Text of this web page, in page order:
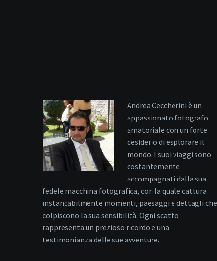
Andrea Ceccherini è un
appassionato fotografo
amatoriale con un forte
desiderio di esplorare il
mondo. I suoi viaggi sono
costantemente
accompagnati dalla sua
fedele macchina fotografica, con la quale cattura
instancabilmente momenti, paesaggi e dettagli che
colpiscono la sua sensibilità. Ogni scatto
rappresenta un prezioso ricordo e una
testimonianza delle sue avventure.